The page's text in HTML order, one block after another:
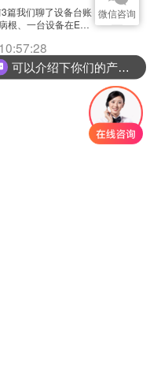
篇我们聊了设备台账
根、一台设备在Exc
答那个终极问题：E
？ 很多工厂的设备
”。于是加人、加
遍遍核对，维修工
踪”的？
本文是“设
设备台账
上，不少
角，跟随
格里一步
开始就是
微信咨询
可以介绍下你们的产品么？